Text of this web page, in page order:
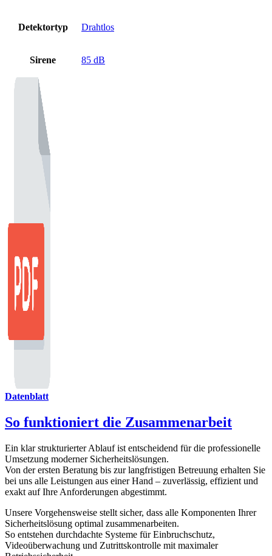
Detektortyp Drahtlos
Sirene 85 dB
Datenblatt
So funktioniert die Zusammenarbeit
Ein klar strukturierter Ablauf ist entscheidend für die professionelle
Umsetzung moderner Sicherheitslösungen.
Von der ersten Beratung bis zur langfristigen Betreuung erhalten Sie
bei uns alle Leistungen aus einer Hand – zuverlässig, effizient und
exakt auf Ihre Anforderungen abgestimmt.
Unsere Vorgehensweise stellt sicher, dass alle Komponenten Ihrer
Sicherheitslösung optimal zusammenarbeiten.
So entstehen durchdachte Systeme für Einbruchschutz,
Videoüberwachung und Zutrittskontrolle mit maximaler